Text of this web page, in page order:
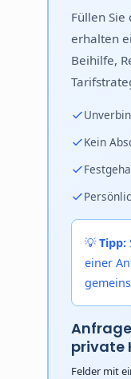
Füllen Sie
erhalten
Beihilfe,
Kein
💡Tipp:
einer
private
Felder mit